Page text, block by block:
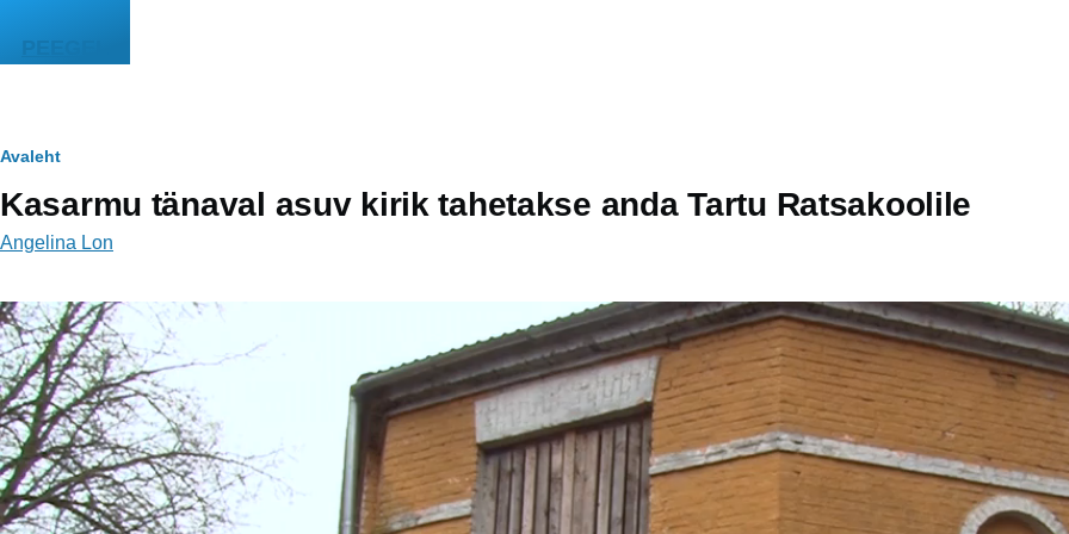
PEEGEL
Leivapuru
Avaleht
Kasarmu tänaval asuv kirik tahetakse anda Tartu Ratsakoolile
Angelina Lon
Video
fail